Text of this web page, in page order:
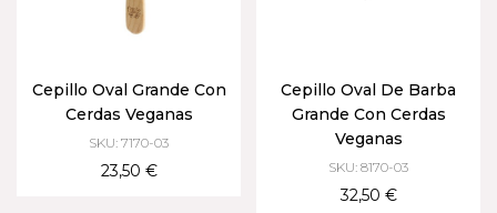
Cepillo Oval Grande Con
Cerdas Veganas
SKU: 7170-03
23,50 €
Cepillo Oval De Barba
Grande Con Cerdas
Veganas
SKU: 8170-03
32,50 €